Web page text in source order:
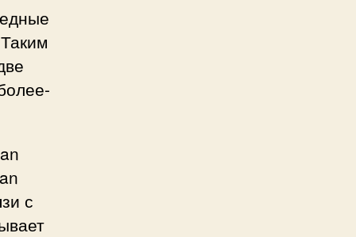
с